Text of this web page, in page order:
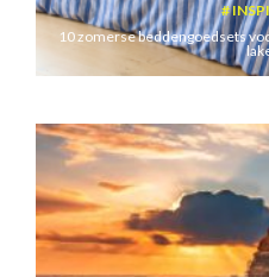
10 zomerse beddengoedsets